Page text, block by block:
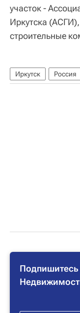
участок -
Иркутска
строительные
Иркутск Россия